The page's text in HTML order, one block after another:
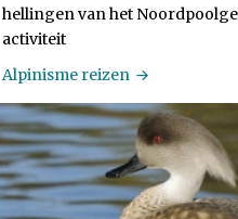
hellingen van het
activiteit
Alpinisme reizen